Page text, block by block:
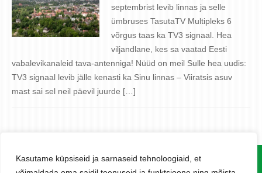
Kasutame küpsiseid ja sarnaseid tehnoloogiaid, et
septembrist levib linnas ja selle
ümbruses TasutaTV Multipleks 6
võrgus taas ka TV3 signaal. Hea
viljandlane, kes sa vaatad Eesti
vabalevikanaleid tava-antenniga! Nüüd on meil Sulle hea uudis:
TV3 signaal levib jälle kenasti ka Sinu linnas – Viiratsis asuv
mast sai sel neil päevil juurde […]
www.levira.com